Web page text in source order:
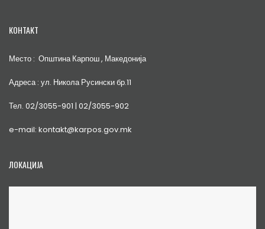
КОНТАКТ
Место : Општина Карпош , Македонија
Адреса : ул. Никола Русински бр.11
Тел. 02/3055-901 | 02/3055-902
e-mail: kontakt@karpos.gov.mk
ЛОКАЦИЈА